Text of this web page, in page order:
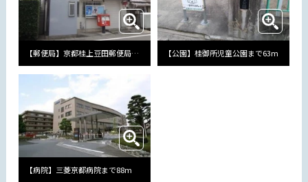
【郵便局】京都桂上豆田郵便局まで443m 【公園】桂御所児童公園まで63m
【病院】三菱京都病院まで88m